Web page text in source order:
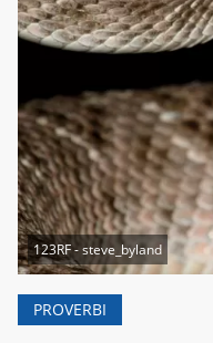
123RF - steve_byland
PROVERBI